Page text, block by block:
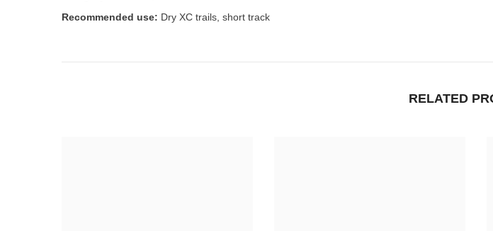
Recommended use: Dry XC trails, short track
RELATED